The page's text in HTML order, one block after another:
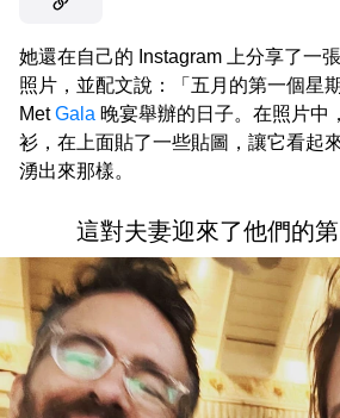
她還在自己的 Instagram 上分享了一
照片，並配文說：「五月的第一個星
MetGala 晚宴舉辦的日子。在照片中
衫，在上面貼了一些貼圖，讓它看起
湧出來那樣。
這對夫妻迎來了他們的第